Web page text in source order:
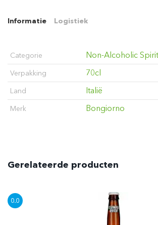
Informatie Logistiek
Categorie Non-Alcoholic Spirit
Verpakking 70cl
Land Italië
Merk Bongiorno
Gerelateerde producten